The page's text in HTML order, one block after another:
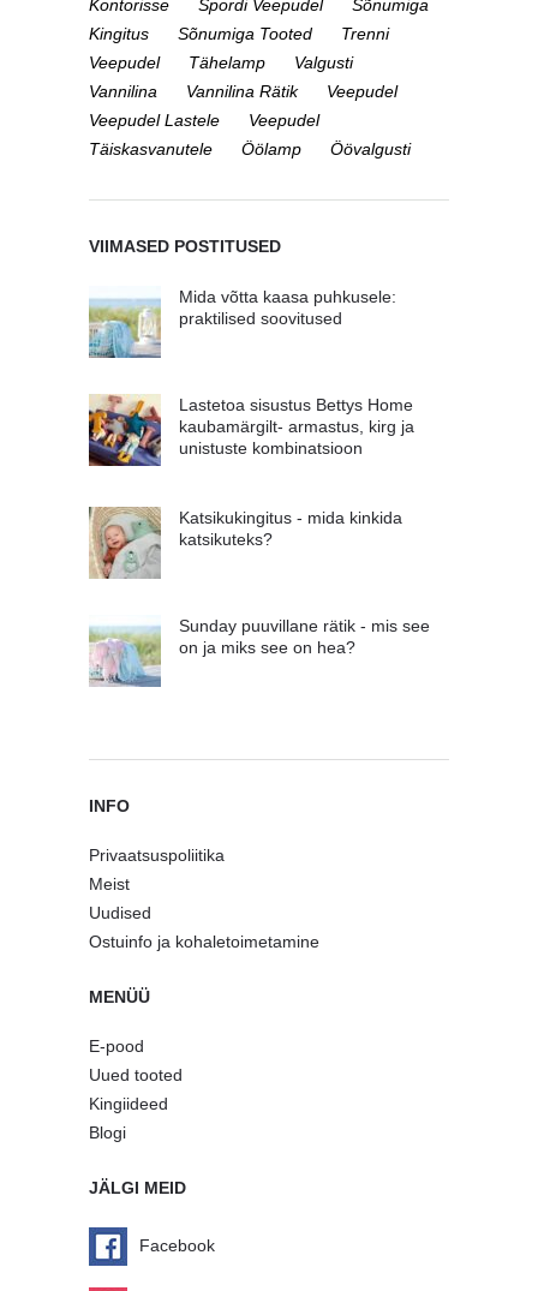
Kontorisse
Spordi Veepudel
Sõnumiga
Kingitus
Sõnumiga Tooted
Trenni
Veepudel
Tähelamp
Valgusti
Vannilina
Vannilina Rätik
Veepudel
Veepudel Lastele
Veepudel
Täiskasvanutele
Öölamp Öövalgusti
VIIMASED POSTITUSED
Mida võtta kaasa puhkusele:
praktilised soovitused
Lastetoa sisustus Bettys Home
kaubamärgilt- armastus, kirg ja
unistuste kombinatsioon
Katsikukingitus - mida kinkida
katsikuteks?
Sunday puuvillane rätik - mis see
on ja miks see on hea?
INFO
Privaatsuspoliitika
Meist
Uudised
Ostuinfo ja kohaletoimetamine
MENÜÜ
E-pood
Uued tooted
Kingiideed
Blogi
JÄLGI MEID
Facebook